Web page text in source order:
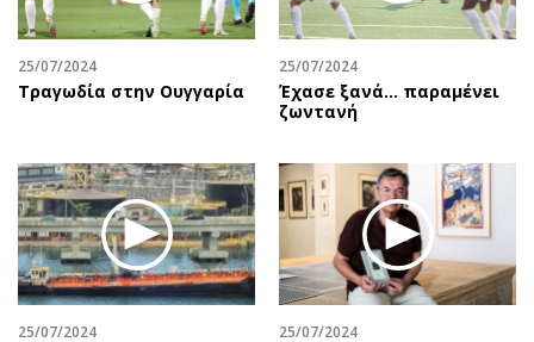
25/07/2024
Τραγωδία στην Ουγγαρία
25/07/2024
Έχασε ξανά... παραμένει
ζωντανή
25/07/2024 25/07/2024